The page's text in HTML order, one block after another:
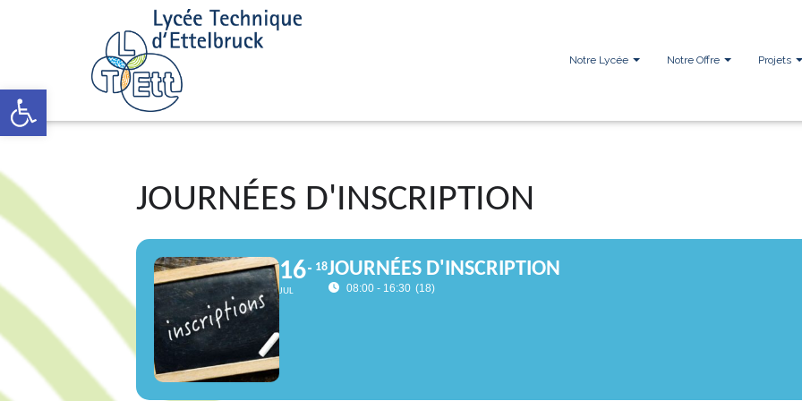
Open toolbar
Notre Lycée Notre Offre Projets
JOURNÉES D'INSCRIPTION
16
JUL
18JOURNÉES D'INSCRIPTION
08:00 - 16:30 (18)